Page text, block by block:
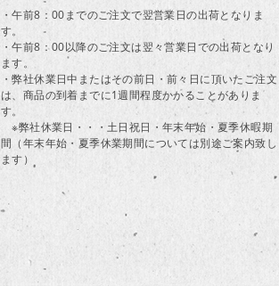
・午前8：00までのご注文で翌営業日の出荷となりま
す。
・午前8：00以降のご注文は翌々営業日での出荷となり
ます。
・弊社休業日中またはその前日・前々日に頂いたご注文
は、商品の到着までに1週間程度かかることがありま
す。
※弊社休業日・・・土日祝日・年末年始・夏季休暇期
間（年末年始・夏季休業期間については別途ご案内致し
ます）